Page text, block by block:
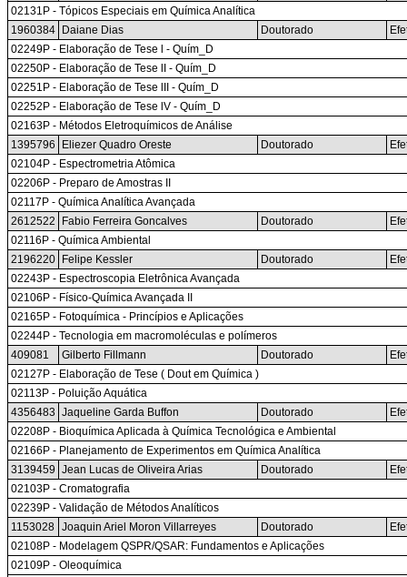
02131P - Tópicos Especiais em Química Analítica
1960384
Daiane Dias Doutorado
02249P - Elaboração de Tese l - Quím_D
02250P - Elaboração de Tese lI - Quím_D
02251P - Elaboração de Tese lII - Quím_D
02252P - Elaboração de Tese lV - Quím_D
02163P - Métodos Eletroquímicos de Análise
1395796
Eliezer Quadro Oreste Doutorado
02104P - Espectrometria Atômica
02206P - Preparo de Amostras II
02117P - Química Analítica Avançada
2612522
Fabio Ferreira Goncalves Doutorado
02116P - Química Ambiental
2196220
Felipe Kessler Doutorado
02243P - Espectroscopia Eletrônica Avançada
02106P - Físico-Química Avançada II
02165P - Fotoquímica - Princípios e Aplicações
02244P - Tecnologia em macromoléculas e polímeros
409081
Gilberto Fillmann Doutorado
02127P - Elaboração de Tese ( Dout em Química )
02113P - Poluição Aquática
4356483 Jaqueline Garda Buffon Doutorado
02208P - Bioquímica Aplicada à Química Tecnológica e Ambiental
02166P - Planejamento de Experimentos em Química Analítica
3139459 Jean Lucas de Oliveira Arias Doutorado
02103P - Cromatografia
02239P - Validação de Métodos Analíticos
1153028 Joaquin Ariel Moron Villarreyes Doutorado
02108P - Modelagem QSPR/QSAR: Fundamentos e Aplicações
02109P - Oleoquímica